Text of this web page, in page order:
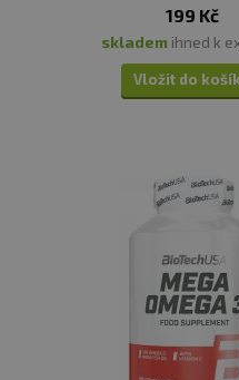
199 Kč
skladem ihned k
Vložit do